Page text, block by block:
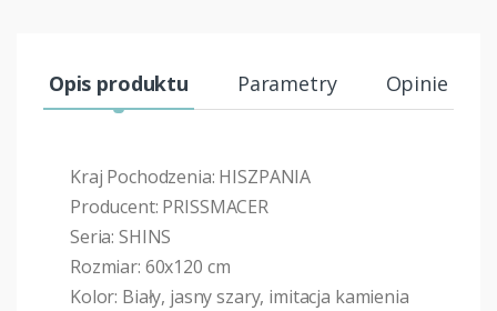
Opis produktu Parametry Opinie (0)
Kraj Pochodzenia: HISZPANIA
Producent: PRISSMACER
Seria: SHINS
Rozmiar: 60x120 cm
Kolor: Biały, jasny szary, imitacja kamienia